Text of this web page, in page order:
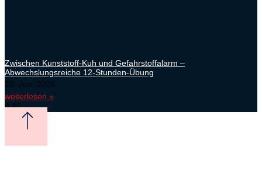
Zwischen Kunststoff-Kuh und Gefahrstoffalarm –
Abwechslungsreiche 12-Stunden-Übung
23. Juni 2026
weiterlesen »